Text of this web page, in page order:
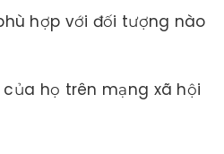
hợp với đối tượng nào
họ trên mạng xã hội